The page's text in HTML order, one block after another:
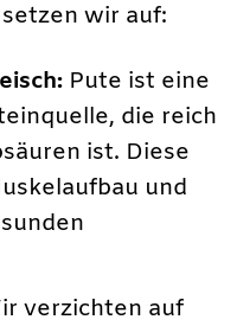
wir auf:
Pute ist eine
die reich
ist. Diese
und
verzichten auf